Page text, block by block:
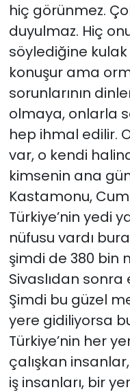
hiç görünmez.
duyulmaz. Hiç
söylediğine
konuşur ama
sorunlarının
olmaya, onlarla
hep ihmal edilir.
var, o kendi
kimsenin ana
Kastamonu,
Türkiye’nin yedi
nüfusu vardı
şimdi de 380 bin
Sivaslıdan
Şimdi bu güzel
yere gidiliyorsa
Türkiye’nin her
çalışkan
iş insanları, bir